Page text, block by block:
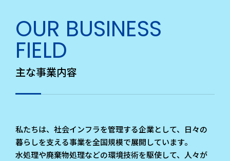
OUR BUSINESS
FIELD
主な事業内容
私たちは、社会インフラを管理する企業として、日々の
暮らしを支える事業を全国規模で展開しています。
水処理や廃棄物処理などの環境技術を駆使して、人々が